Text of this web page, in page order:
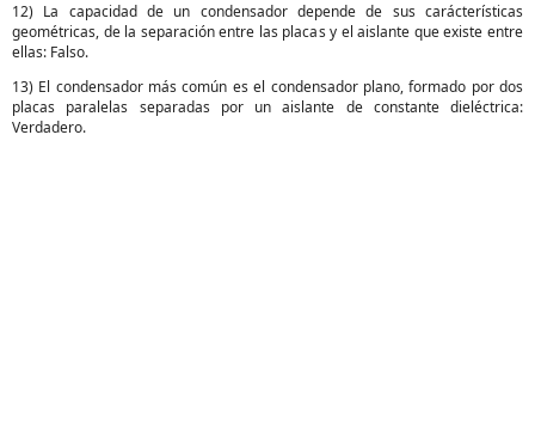
12) La capacidad de un condensador depende de sus carácterísticas
geométricas, de la separación entre las placas y el aislante que existe entre
ellas: Falso.
13) El condensador más común es el condensador plano, formado por dos
placas paralelas separadas por un aislante de constante dieléctrica:
Verdadero.